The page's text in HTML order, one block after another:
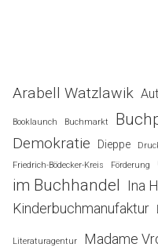
Arabell Watzlawik
Booklaunch Buchmarkt
Demokratie Dieppe
Friedrich-Bödecker-Kreis
Förderung
im Buchhandel Ina
Kinderbuchmanufaktur
Literaturagentur Madame